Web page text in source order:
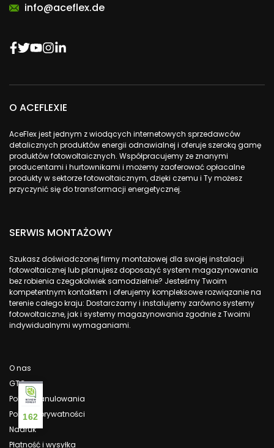
info@aceflex.de
O ACEFLEXIE
AceFlex jest jednym z wiodących internetowych sprzedawców
detalicznych produktów energii odnawialnej i oferuje szeroką gamę
produktów fotowoltaicznych. Współpracujemy ze znanymi
producentami i hurtownikami i możemy zaoferować opłacalne
produkty w sektorze fotowoltaicznym, dzięki czemu i Ty możesz
przyczynić się do transformacji energetycznej.
SERWIS MONTAŻOWY
Szukasz doświadczonej firmy montażowej dla swojej instalacji
fotowoltaicznej lub planujesz doposażyć system magazynowania
bez robienia czegokolwiek samodzielnie? Jesteśmy Twoim
kompetentnym kontaktem i oferujemy kompleksowe rozwiązanie na
terenie całego kraju: Dostarczamy i instalujemy zarówno systemy
fotowoltaiczne, jak i systemy magazynowania zgodnie z Twoimi
indywidualnymi wymaganiami.
O nas
GTC
Polityka anulowania
Polityka prywatności
Nadruk
Płatność i wysyłka
162